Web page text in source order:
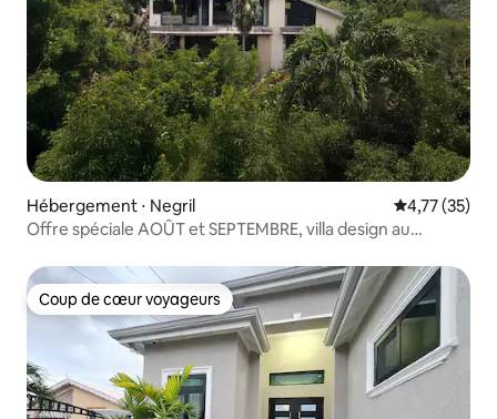
Hébergement ⋅ Negril Évaluation
4,77 (35)
Offre spéciale AOÛT et SEPTEMBRE, villa design au
Coup de cœur voyageurs
Coup de cœur voyageurs